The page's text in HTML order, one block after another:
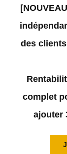
des
complet
ajouter